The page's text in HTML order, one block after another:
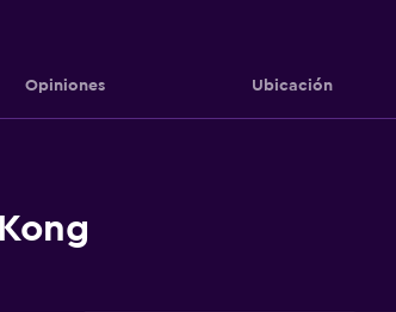
Opiniones Ubicación